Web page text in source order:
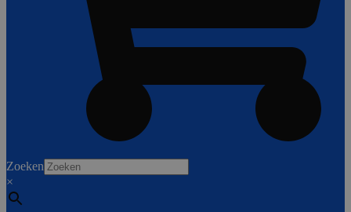
Zoeken
×